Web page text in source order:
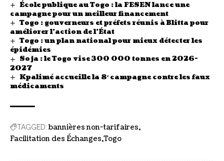
École publique au Togo : la FESEN lance une
campagne pour un meilleur financement
Togo : gouverneurs et préfets réunis à Blitta pour
améliorer l’action de l’État
Togo : un plan national pour mieux détecter les
épidémies
Soja : le Togo vise 300 000 tonnes en 2026-
2027
Kpalimé accueille la 8ᵉ campagne contre les faux
médicaments
TAGGED: bannières non-tarifaires
Facilitation des Échanges Togo